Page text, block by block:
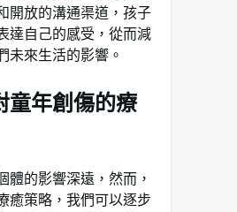
開放的溝通渠道，孩子
達自己的感受，從而減
未來生活的影響。
童年創傷的療
體的影響深遠，然而，
癒策略，我們可以逐步